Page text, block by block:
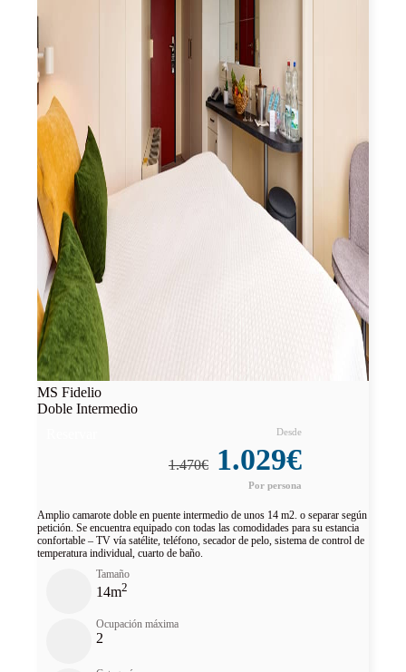
MS Fidelio
Doble Intermedio
1.470€ 1.029€
Amplio camarote doble en puente intermedio de unos 14 m2. o separar según
petición. Se encuentra equipado con todas las comodidades para su estancia
confortable – TV vía satélite, teléfono, secador de pelo, sistema de control de
temperatura individual, cuarto de baño.
Tamaño
14m2
Ocupación máxima
2